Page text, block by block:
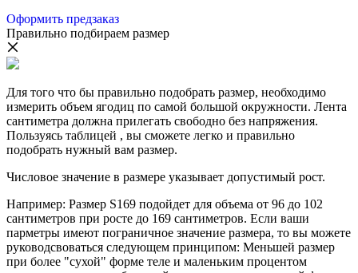
Оформить предзаказ
Правильно подбираем размер
Для того что бы правильно подобрать размер, необходимо
измерить объем ягодиц по самой большой окружности. Лента
сантиметра должна прилегать свободно без напряжения.
Пользуясь таблицей , вы сможете легко и правильно
подобрать нужный вам размер.
Числовое значение в размере указывает допустимый рост.
Например: Размер S169 подойдет для объема от 96 до 102
сантиметров при росте до 169 сантиметров. Если ваши
парметры имеют пограничное значение размера, то вы можете
руководсвоваться следующем принципом: Меньшей размер
при более "сухой" форме теле и маленьким процентом